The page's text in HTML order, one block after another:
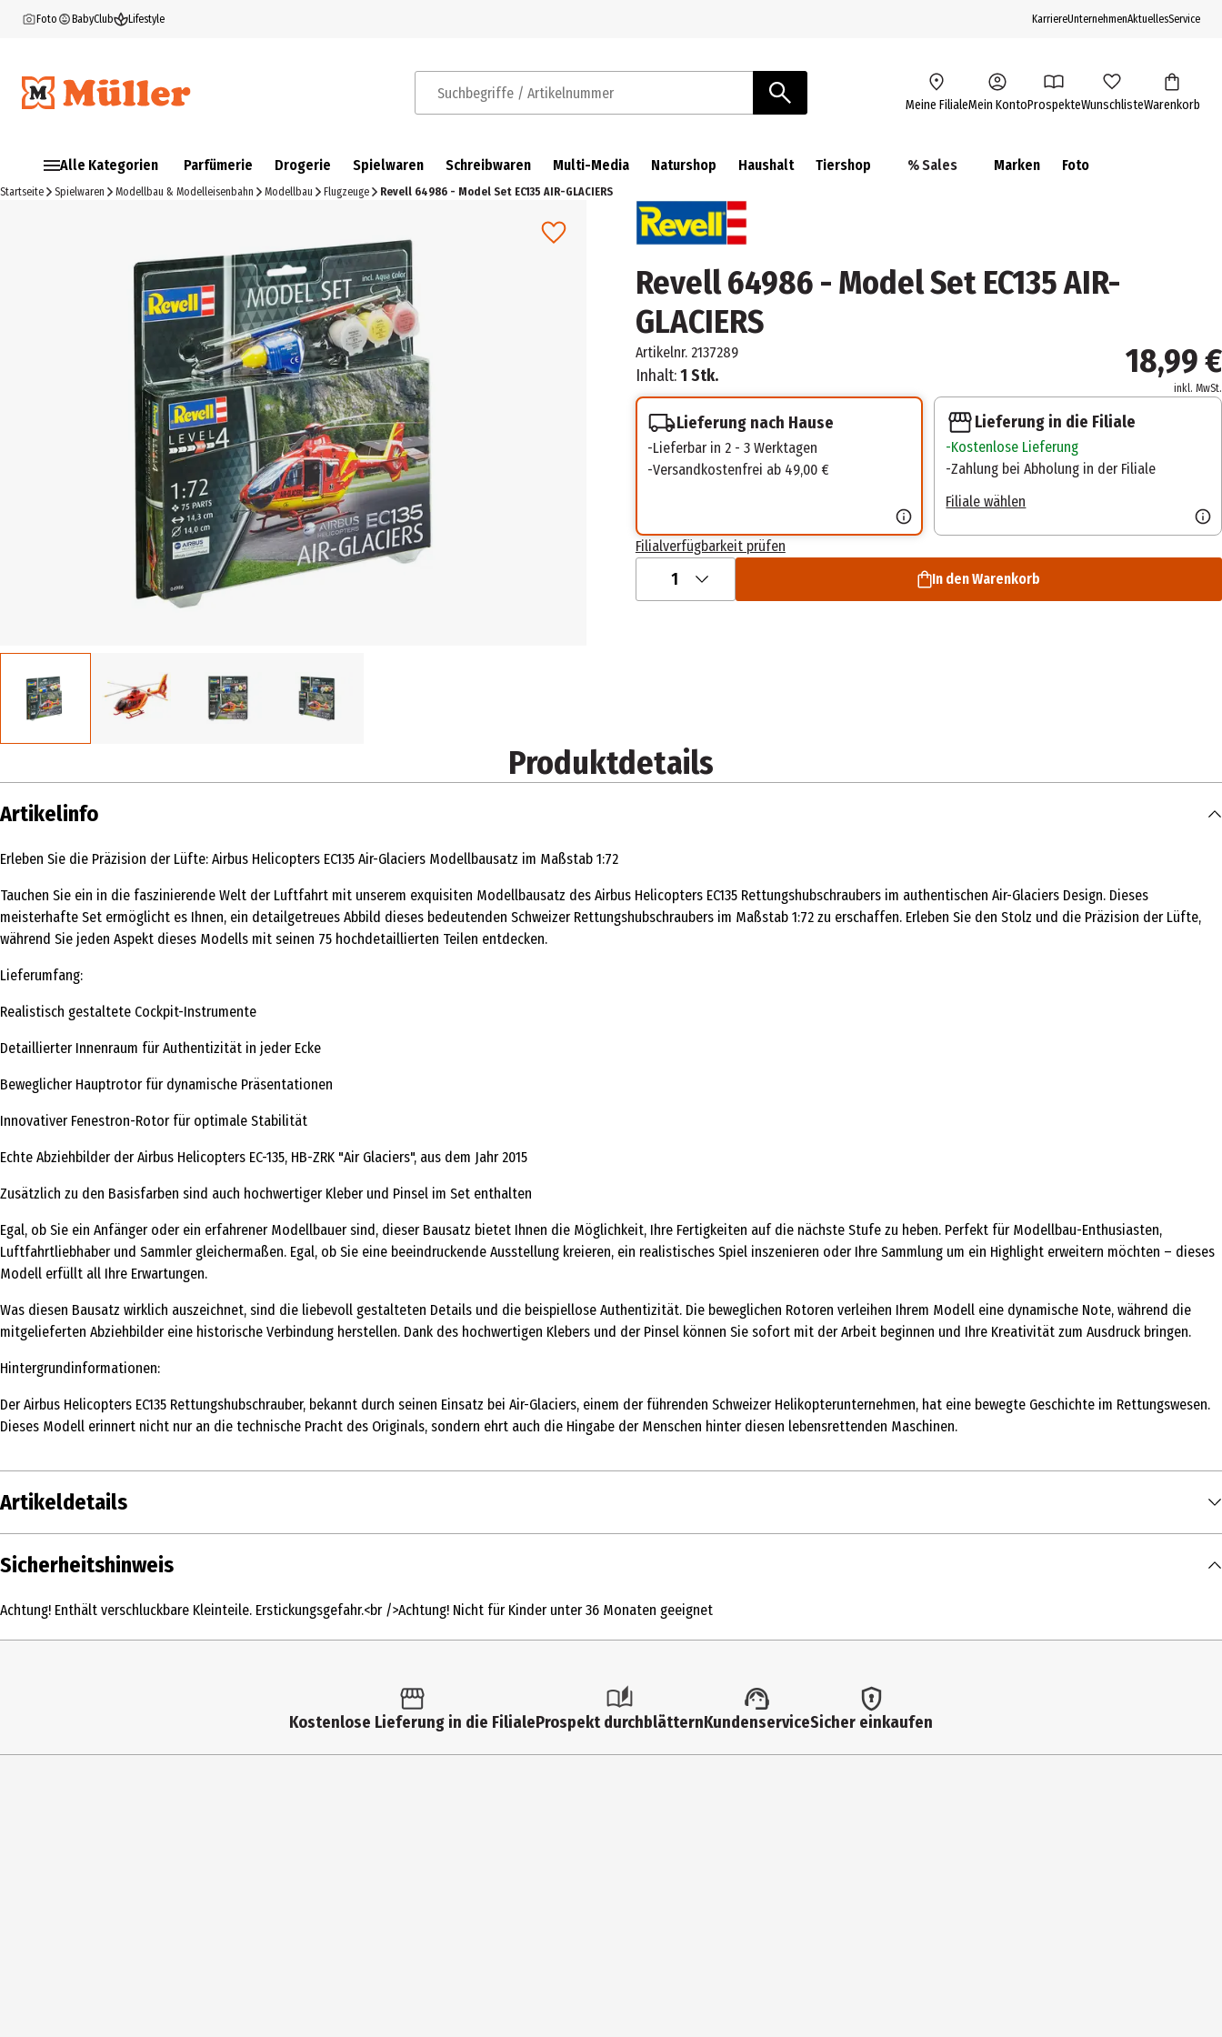
Foto BabyClub Lifestyle KarriereUnternehmenAktuellesService
Suchbegriffe / Artikelnummer Meine FilialeMein KontoProspekteWunschlisteWarenkorb
Alle Kategorien Parfümerie Drogerie Spielwaren Schreibwaren Multi-Media Naturshop Haushalt Tiershop % Sales Marken Foto
Startseite Spielwaren Modellbau & Modelleisenbahn Modellbau Flugzeuge Revell 64986 - Model Set EC135 AIR-GLACIERS
Revell 64986 - Model Set EC135 AIR-
GLACIERS
Artikelnr. 2137289
Inhalt:1 Stk. 18,99 €
inkl. MwSt.
Lieferung nach Hause
Lieferbar in 2 - 3 Werktagen
Versandkostenfrei ab 49,00 €
Lieferung in die Filiale
Kostenlose Lieferung
Zahlung bei Abholung in der Filiale
Filiale wählen
Filialverfügbarkeit prüfen
1 In den Warenkorb
Produktdetails
Artikelinfo
Erleben Sie die Präzision der Lüfte: Airbus Helicopters EC135 Air-Glaciers Modellbausatz im Maßstab 1:72
Tauchen Sie ein in die faszinierende Welt der Luftfahrt mit unserem exquisiten Modellbausatz des Airbus Helicopters EC135 Rettungshubschraubers im authentischen Air-Glaciers Design. Dieses
meisterhafte Set ermöglicht es Ihnen, ein detailgetreues Abbild dieses bedeutenden Schweizer Rettungshubschraubers im Maßstab 1:72 zu erschaffen. Erleben Sie den Stolz und die Präzision der Lüfte,
während Sie jeden Aspekt dieses Modells mit seinen 75 hochdetaillierten Teilen entdecken.
Lieferumfang:
Realistisch gestaltete Cockpit-Instrumente
Detaillierter Innenraum für Authentizität in jeder Ecke
Beweglicher Hauptrotor für dynamische Präsentationen
Innovativer Fenestron-Rotor für optimale Stabilität
Echte Abziehbilder der Airbus Helicopters EC-135, HB-ZRK "Air Glaciers", aus dem Jahr 2015
Zusätzlich zu den Basisfarben sind auch hochwertiger Kleber und Pinsel im Set enthalten
Egal, ob Sie ein Anfänger oder ein erfahrener Modellbauer sind, dieser Bausatz bietet Ihnen die Möglichkeit, Ihre Fertigkeiten auf die nächste Stufe zu heben. Perfekt für Modellbau-Enthusiasten,
Luftfahrtliebhaber und Sammler gleichermaßen. Egal, ob Sie eine beeindruckende Ausstellung kreieren, ein realistisches Spiel inszenieren oder Ihre Sammlung um ein Highlight erweitern möchten – dieses
Modell erfüllt all Ihre Erwartungen.
Was diesen Bausatz wirklich auszeichnet, sind die liebevoll gestalteten Details und die beispiellose Authentizität. Die beweglichen Rotoren verleihen Ihrem Modell eine dynamische Note, während die
mitgelieferten Abziehbilder eine historische Verbindung herstellen. Dank des hochwertigen Klebers und der Pinsel können Sie sofort mit der Arbeit beginnen und Ihre Kreativität zum Ausdruck bringen.
Hintergrundinformationen:
Der Airbus Helicopters EC135 Rettungshubschrauber, bekannt durch seinen Einsatz bei Air-Glaciers, einem der führenden Schweizer Helikopterunternehmen, hat eine bewegte Geschichte im Rettungswesen.
Dieses Modell erinnert nicht nur an die technische Pracht des Originals, sondern ehrt auch die Hingabe der Menschen hinter diesen lebensrettenden Maschinen.
Artikeldetails
Inhalt
99 Jahre
Sicherheitshinweis
Achtung! Enthält verschluckbare Kleinteile. Erstickungsgefahr.<br />Achtung! Nicht für Kinder unter 36 Monaten geeignet
Kostenlose Lieferung in die FilialeProspekt durchblätternKundenserviceSicher einkaufen